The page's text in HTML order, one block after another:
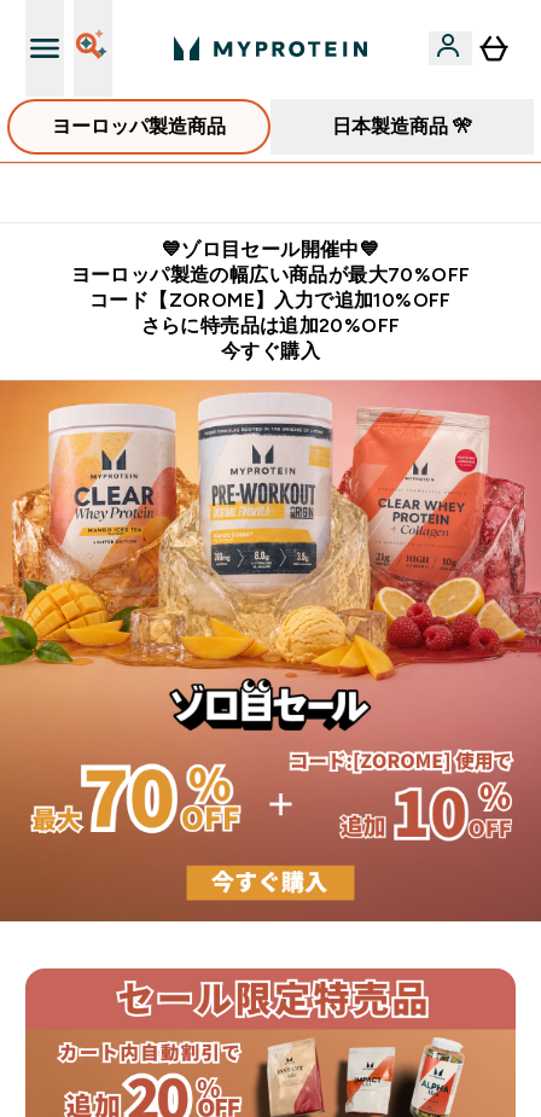
ヨーロッパ製造商品 日本製造商品 🎌
💙ゾロ目セール開催中💙
ヨーロッパ製造の幅広い商品が最大70%OFF
コード【ZOROME】入力で追加10%OFF
さらに特売品は追加20%OFF
今すぐ購入
コスパ最強の海外プロテイン・栄養食品ブランド